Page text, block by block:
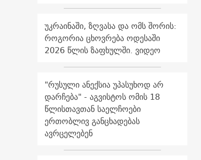
უკრაინაში, ზღვასა და ომს შორის:
როგორია ცხოვრება ოდესაში
2026 წლის ზაფხულში. ვიდეო
"რუსული ანექსია უპასუხოდ არ
დარჩება" - აგვისტოს ომის 18
წლისთავთან საელჩოები
ერთობლივ განცხადებას
ავრცელებენ